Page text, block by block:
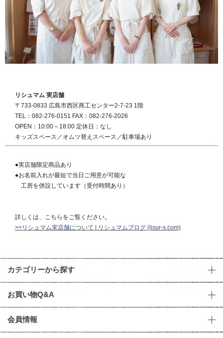
リシュマム 実店舗
〒733-0833 広島市西区商工センター2-7-23 1階
TEL：082-276-0151 FAX：082-276-2026
OPEN：10:00～18:00 定休日：なし
キッズスペース／オムツ替えスペース／駐車場あり
●実店舗限定商品あり
●お名前入れが最短で当日ご用意が可能な
工房を併設しています（受付時間あり）
詳しくは、こちらをご覧ください。
>>リシュマム実店舗について | リシュマムブログ (lisur-s.com)
カテゴリーから探す
お買い物Q&A
会員情報